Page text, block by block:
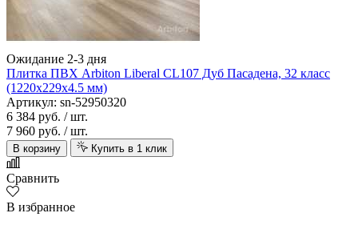
Ожидание 2-3 дня
Плитка ПВХ Arbiton Liberal CL107 Дуб Пасадена, 32 класс
(1220х229х4.5 мм)
Артикул: sn-52950320
6 384 руб. / шт.
7 960 руб. / шт.
В корзину Купить в 1 клик
Сравнить
В избранное